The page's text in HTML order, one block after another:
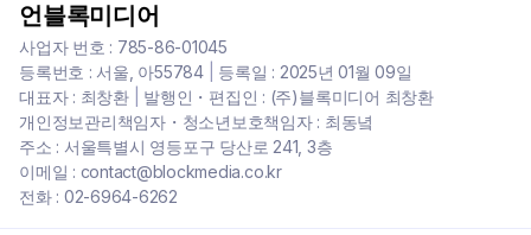
언블록미디어
사업자 번호 : 785-86-01045
등록번호 : 서울, 아55784| 등록일 : 2025년 01월 09일
대표자 : 최창환| 발행인・편집인 : (주)블록미디어 최창환
개인정보관리책임자・청소년보호책임자 : 최동녘
주소 : 서울특별시 영등포구 당산로 241, 3층
이메일 : contact@blockmedia.co.kr
전화 : 02-6964-6262